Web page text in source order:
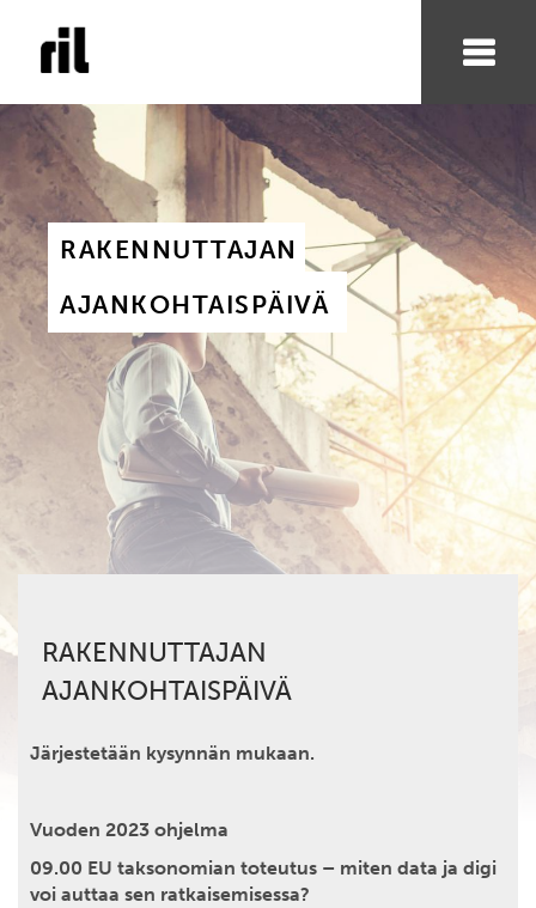
RAKENNUTTAJAN
AJANKOHTAISPÄIVÄ
RAKENNUTTAJAN
AJANKOHTAISPÄIVÄ
Järjestetään kysynnän mukaan.
Vuoden 2023 ohjelma
09.00 EU taksonomian toteutus – miten data ja digi
voi auttaa sen ratkaisemisessa?